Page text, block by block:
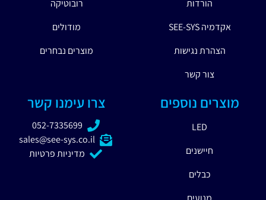
הורדות
אקדמיה SEE-SYS
הצהרת נגישות
צור קשר
רובוטיקה
מודולים
מוצרים נבחרים
מוצרים נוספים
LED
חיישנים
כבלים
צרו עימנו קשר
052-7335699
sales@see-sys.co.il
מדיניות פרטיות